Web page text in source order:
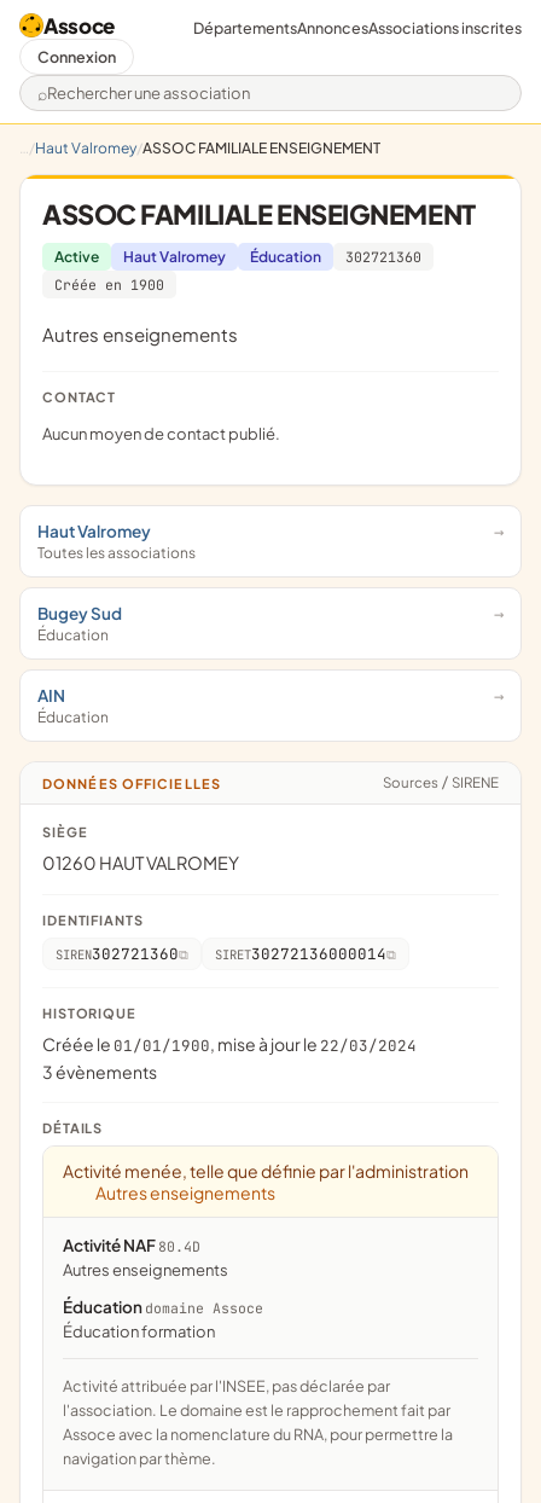
Assoce
Rechercher une association
DépartementsAnnoncesAssociations inscrites
Connexion
Haut Valromey ASSOC FAMILIALE ENSEIGNEMENT
ASSOC FAMILIALE ENSEIGNEMENT
Active Haut Valromey Éducation
302721360
Créée en 1900
Autres enseignements
CONTACT
Aucun moyen de contact publié.
Haut Valromey
Toutes les associations
Bugey Sud
Éducation
AIN
Éducation
DONNÉES OFFICIELLES Sources / SIRENE
SIÈGE
01260 HAUT VALROMEY
IDENTIFIANTS
SIREN302721360 SIRET30272136000014
HISTORIQUE
Créée le 01/01/1900, mise à jour le 22/03/2024
3 évènements
DÉTAILS
Activité menée, telle que définie par l'administration
Autres enseignements
Activité NAF 80.4D
Autres enseignements
Éducation domaine Assoce
éducation formation
Activité attribuée par l'INSEE, pas déclarée par
l'association. Le domaine est le rapprochement fait par
Assoce avec la nomenclature du RNA, pour permettre la
navigation par thème.